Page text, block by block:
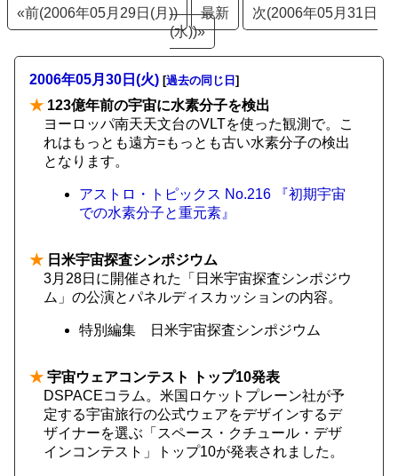
«前(2006年05月29日(月)) 最新
次(2006年05月31日
(水))»
2006年05月30日(火) [過去の同じ日 ]
★ 123億年前の宇宙に水素分子を検出
ヨーロッパ南天天文台のVLTを使った観測で。こ
れはもっとも遠方=もっとも古い水素分子の検出
となります。
アストロ・トピックス No.216 『初期宇宙
での水素分子と重元素』
★ 日米宇宙探査シンポジウム
3月28日に開催された「日米宇宙探査シンポジウ
ム」の公演とパネルディスカッションの内容。
特別編集 日米宇宙探査シンポジウム
★ 宇宙ウェアコンテスト トップ10発表
DSPACEコラム。米国ロケットプレーン社が予
定する宇宙旅行の公式ウェアをデザインするデ
ザイナーを選ぶ「スペース・クチュール・デザ
インコンテスト」トップ10が発表されました。